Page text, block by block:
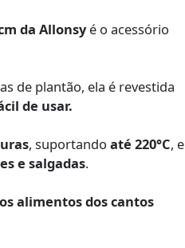
da Allonsyé o acessório
de plantão, ela é revestida
de usar.
, suportandoaté 220°C, e
e salgadas.
alimentos dos cantos